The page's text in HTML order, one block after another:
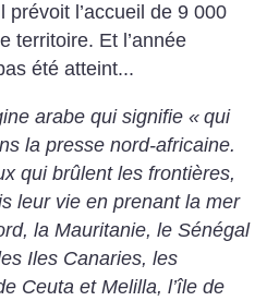
prévoit l’accueil de 9 000
territoire. Et l’année
été atteint...
arabe qui signifie « qui
la presse nord-africaine.
qui brûlent les frontières,
leur vie en prenant la mer
la Mauritanie, le Sénégal
Iles Canaries, les
Ceuta et Melilla, l’île de